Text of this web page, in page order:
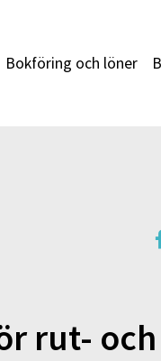
Bokföring och löner
rut- och